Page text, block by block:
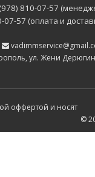
810-07-57
07-57 (оплата и
ул. Жени
оффертой и носят
©